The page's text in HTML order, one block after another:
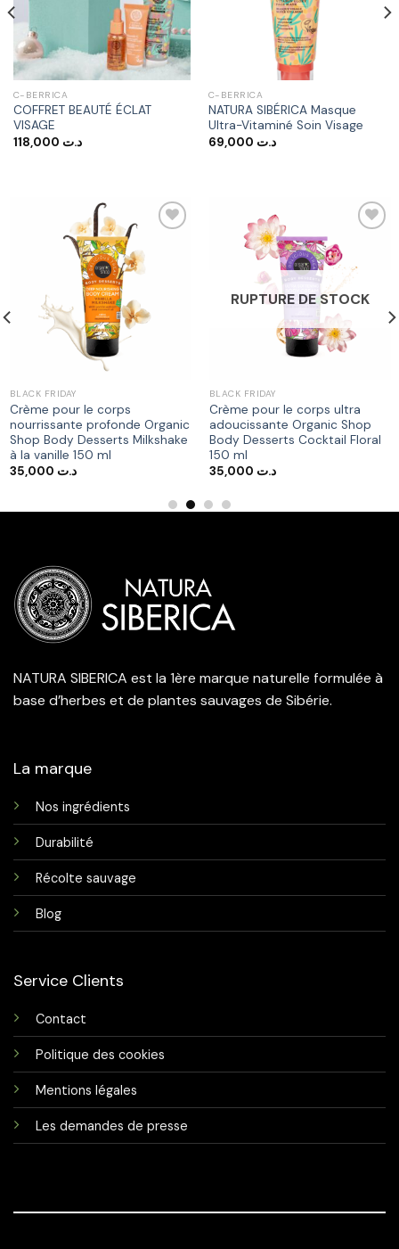
d’envies
C-BERRICA
COFFRET BEAUTÉ ÉCLAT
VISAGE
د.ت
C-BERRICA
NATURA SIBÉRICA Masque
Ultra-Vitaminé Soin Visage
د.ت
د.ت 192,000.
Ajouter
BLACK FRIDAY
Crème pour le corps
nourrissante profonde Organic
Shop Body Desserts Milkshake
à la vanille 150 ml
د.ت 35,000
Ajouter
à la liste
d’envies
RUPTURE DE STOCK
BLACK FRIDAY
Crème pour le corps ultra
adoucissante Organic Shop
Body Desserts Cocktail Floral
150 ml
د.ت 35,000
NATURA SIBERICA est la 1ère marque naturelle formulée à
base d’herbes et de plantes sauvages de Sibérie.
La marque
Nos ingrédients
Durabilité
Récolte sauvage
Blog
Service Clients
Contact
Politique des cookies
Mentions légales
Les demandes de presse